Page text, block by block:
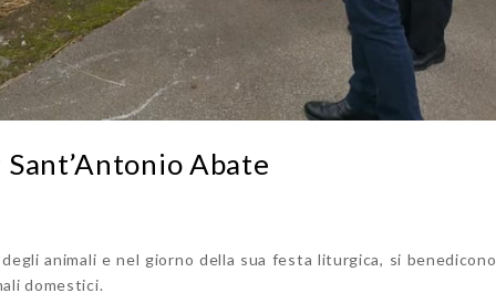
Abate
animali e nel giorno della sua festa liturgica, si benedicono
domestici.